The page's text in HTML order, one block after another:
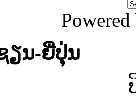
ຽນ-ຍີ່ປຸ່ນ